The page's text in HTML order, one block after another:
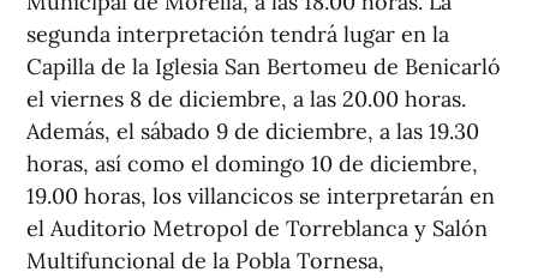
segunda interpretación tendrá lugar en la
Capilla de la Iglesia San Bertomeu de Benicarló
el viernes 8 de diciembre, a las 20.00 horas.
Además, el sábado 9 de diciembre, a las 19.30
horas, así como el domingo 10 de diciembre,
19.00 horas, los villancicos se interpretarán en
el Auditorio Metropol de Torreblanca y Salón
Multifuncional de la Pobla Tornesa,